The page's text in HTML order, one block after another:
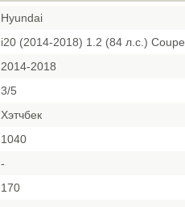
Hyundai
i20 (2014-2018) 1.2 (84 л.с.) Coupe
2014-2018
3/5
Хэтчбек
1040
-
170